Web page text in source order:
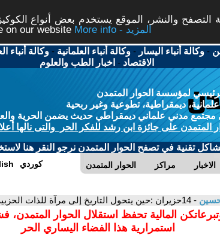
والنشر، الموقع يستخدم بعض أنواع
on our website
More info - المزيد
-وكالة أنباء اليسار -وكالة أنباء العلمانية -وكالة أنباء
الاقتصاد - اخبار الطب والعلوم
لمؤسسة الحوار المتمدن
ديمقراطية، تطوعية وغير ربحية
مدني علماني ديمقراطي حديث يضمن الحرية
المتمدن على جائزة ابن رشد للفكر الحر والتى نالها
تقنية في تصفح الحوار المتمدن نرجو النقر هنا
الحوار المتمدن مراكز الاخبار كوردي
- 14حزيران :حين يتحول التاريخ إلى مرآة للذات الحزبية ؟
المالية تحفظ استقلال الحوار المتمدن،
استمرارية هذا الفضاء اليساري الحر